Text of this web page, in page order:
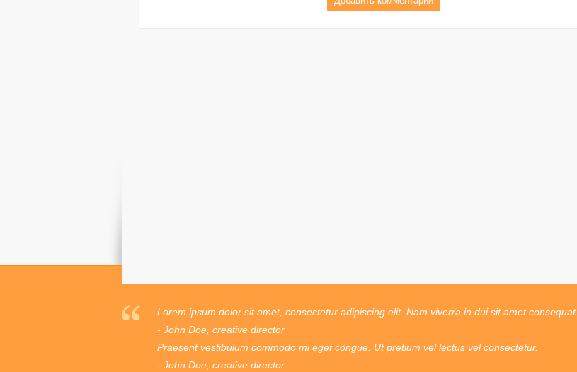
Lorem ipsum dolor sit amet, consectetur adipiscing elit. Nam viverra in dui sit amet consequat.
- John Doe, creative director
Praesent vestibulum commodo mi eget congue. Ut pretium vel lectus vel consectetur.
- John Doe, creative director